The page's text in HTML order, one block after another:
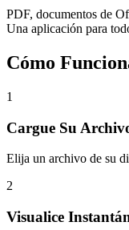
PDF, documentos de
Una aplicación para
Cómo
1
Cargue Su
Elija un archivo de su
2
Visualice